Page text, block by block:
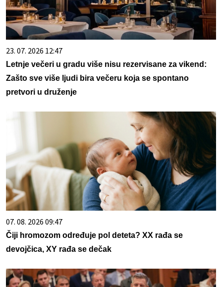
23. 07. 2026 12:47
Letnje večeri u gradu više nisu rezervisane za vikend:
Zašto sve više ljudi bira večeru koja se spontano
pretvori u druženje
07. 08. 2026 09:47
Čiji hromozom određuje pol deteta? XX rađa se
devojčica, XY rađa se dečak